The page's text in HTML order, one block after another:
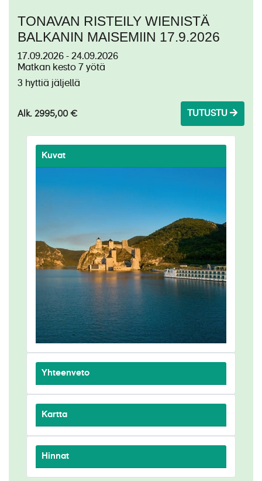
Matkanjohtajan vinkit Tonavan varrella oleviin
kaupunkeihin >>
Budapest on idän Pariisi >>
TONAVAN RISTEILY WIENISTÄ
BALKANIN MAISEMIIN 17.9.2026
17.09.2026 - 24.09.2026
Matkan kesto 7 yötä
3 hyttiä jäljellä
Alk. 2995,00 € TUTUSTU
Kuvat
Yhteenveto
Kartta
Hinnat